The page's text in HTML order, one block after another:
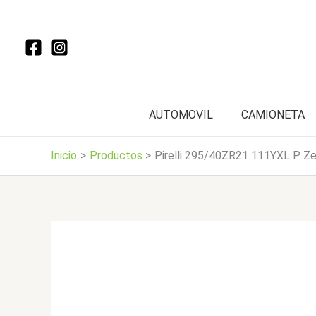
contenido
AUTOMOVIL CAMIONETA
Inicio Productos Pirelli 295/40ZR21 111YXL P